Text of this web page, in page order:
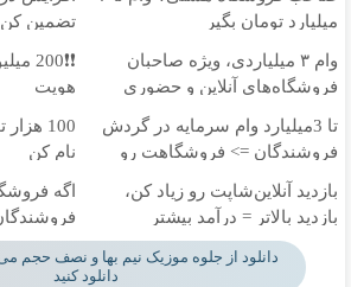
میلیارد تومان بگیر
تضمین
وام ۳ میلیاردی، ویژه صاحبان
فروشگاه‌های آنلاین و حضوری
هویت
تا 3میلیارد وام سرمایه در گردش
فروشندگان => فروشگاهت رو
ثبت کن
100
نام کن
بازدید آنلاین‌شاپت رو زیاد کن،
بازدید بالاتر = درآمد بیشتر
اگه
فروش رو
دانلود از جلوه موزیک نیم بها و نصف حجم
دانلود کنید